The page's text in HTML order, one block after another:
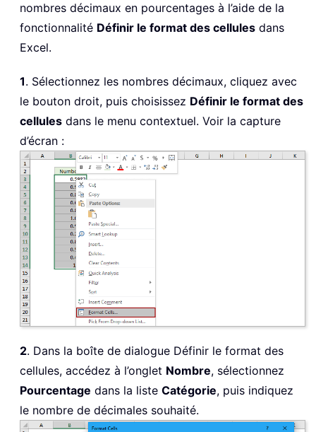
nombres décimaux en pourcentages à l’aide de la
fonctionnalité Définir le format des cellules dans
Excel.
1. Sélectionnez les nombres décimaux, cliquez avec
le bouton droit, puis choisissez Définir le format des
cellules dans le menu contextuel. Voir la capture
d’écran :
2. Dans la boîte de dialogue Définir le format des
cellules, accédez à l’onglet Nombre, sélectionnez
Pourcentage dans la liste Catégorie, puis indiquez
le nombre de décimales souhaité.